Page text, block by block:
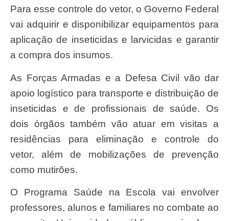
Para esse controle do vetor, o Governo Federal
vai adquirir e disponibilizar equipamentos para
aplicação de inseticidas e larvicidas e garantir
a compra dos insumos.
As Forças Armadas e a Defesa Civil vão dar
apoio logístico para transporte e distribuição de
inseticidas e de profissionais de saúde. Os
dois órgãos também vão atuar em visitas a
residências para eliminação e controle do
vetor, além de mobilizações de prevenção
como mutirões.
O Programa Saúde na Escola vai envolver
professores, alunos e familiares no combate ao